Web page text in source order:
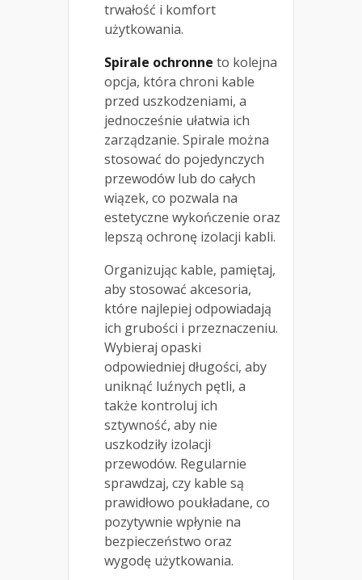
trwałość i komfort
użytkowania.
Spirale ochronne to kolejna
opcja, która chroni kable
przed uszkodzeniami, a
jednocześnie ułatwia ich
zarządzanie. Spirale można
stosować do pojedynczych
przewodów lub do całych
wiązek, co pozwala na
estetyczne wykończenie oraz
lepszą ochronę izolacji kabli.
Organizując kable, pamiętaj,
aby stosować akcesoria,
które najlepiej odpowiadają
ich grubości i przeznaczeniu.
Wybieraj opaski
odpowiedniej długości, aby
uniknąć luźnych pętli, a
także kontroluj ich
sztywność, aby nie
uszkodziły izolacji
przewodów. Regularnie
sprawdzaj, czy kable są
prawidłowo poukładane, co
pozytywnie wpłynie na
bezpieczeństwo oraz
wygodę użytkowania.